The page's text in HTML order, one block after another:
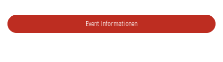
Event Informationen